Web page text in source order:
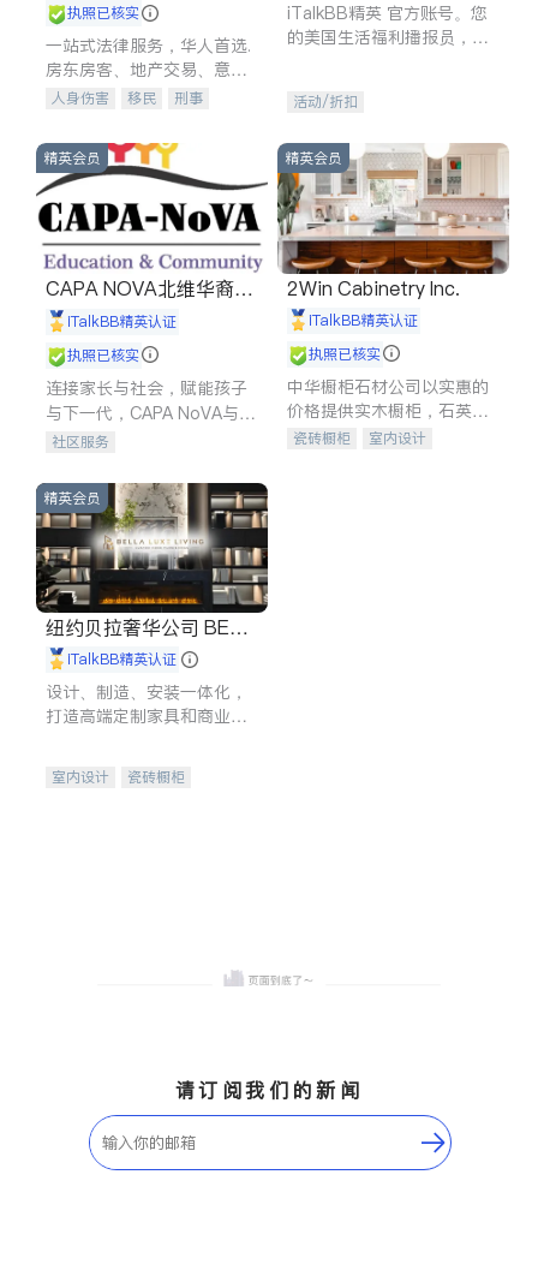
执照已核实
一站式法律服务，华人首选.
房东房客、地产交易、意外
伤害、车祸重伤、商业诉
建筑合同、刑事案件全包办
人身伤害 移民
刑事
信托/遗嘱
商业
索赔
律师-其它 保释
iTalkBB精英 官方账号。您
的美国生活福利播报员，精
专属福利。
活动/折扣
精英会员
CAPA NOVA北维华裔家
长会iTalkBB精英认证
执照已核实
连接家长与社会，赋能孩子
与下一代，CAPA NoVA与您
携手建设包容、公平、充满
社区服务
精英会员
2Win Cabinetry Inc.
iTalkBB精英认证
执照已核实
中华橱柜石材公司以实惠的
价格提供实木橱柜，石英石
台面，多种优质不锈钢水
瓷砖橱柜
室内设计
精英会员
纽约贝拉奢华公司 BELL
A LUXE
iTalkBB精英认证
设计、制造、安装一体化，
打造高端定制家具和商业空
室内设计
瓷砖橱柜
请订阅我们的新闻